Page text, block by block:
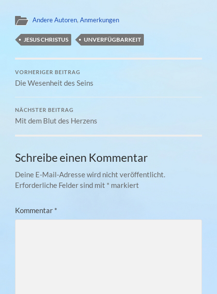
Andere Autoren,Anmerkungen
JESUS CHRISTUS UNVERFÜGBARKEIT
VORHERIGER BEITRAG
Die Wesenheit des Seins
NÄCHSTER BEITRAG
Mit dem Blut des Herzens
Schreibe einen Kommentar
Deine E-Mail-Adresse wird nicht veröffentlicht.
Erforderliche Felder sind mit * markiert
Kommentar *